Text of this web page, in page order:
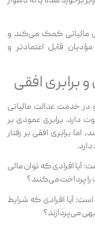
مالیاتی کمک می‌کند و
قابل اعتمادتر و
برابری افقی
در خدمت عدالت مالیاتی
دارد. برابری عمودی بر
اما برابری افقی بر رفتار
دارد.
آیا افرادی که توان مالی
را پرداخت می‌کنند؟
آیا افرادی که شرایط
می‌پردازند؟